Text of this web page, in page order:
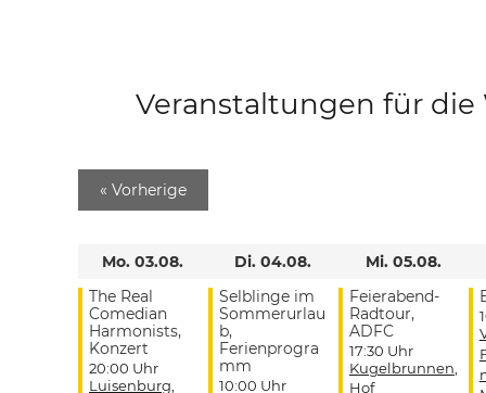
Veranstaltungen für die
« Vorherige
Mo. 03.08.
The Real
Comedian
Harmonists,
Konzert
20:00 Uhr
Luisenburg
Di. 04.08.
Selblinge im
Sommerurlau
b,
Ferienprogra
mm
10:00 Uhr
Mi. 05.08.
Feierabend-
Radtour,
ADFC
17:30 Uhr
Kugelbrunnen
Hof